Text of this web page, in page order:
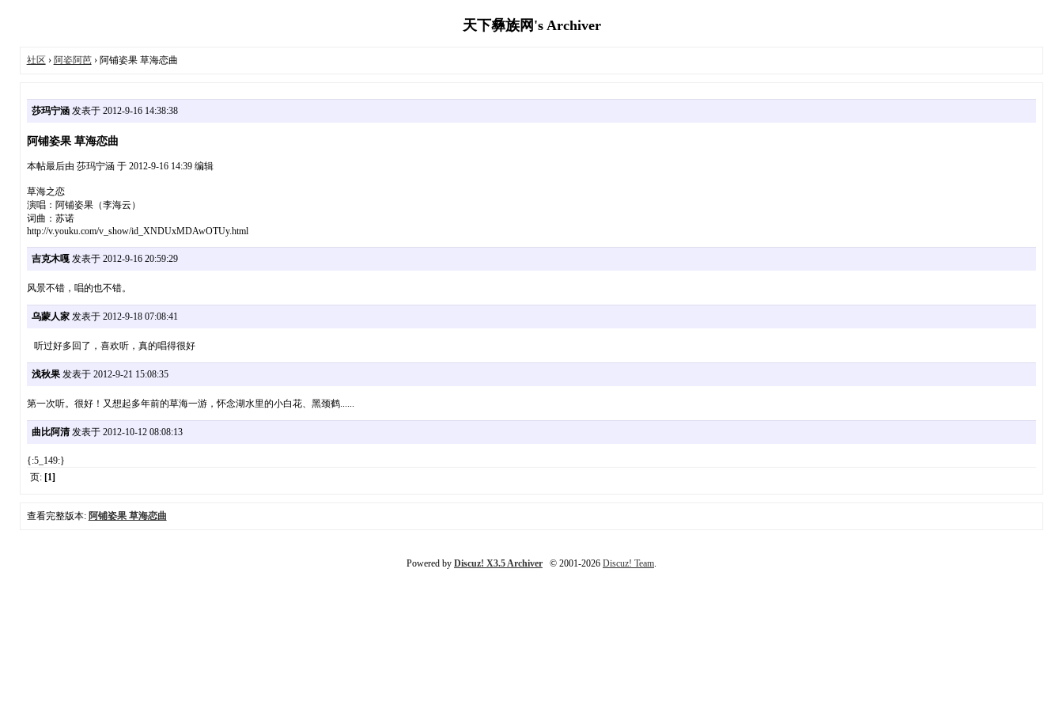
天下彝族网's Archiver
社区 › 阿姿阿芭› 阿铺姿果 草海恋曲
莎玛宁涵发表于 2012-9-16 14:38:38
阿铺姿果 草海恋曲
本帖最后由 莎玛宁涵 于 2012-9-16 14:39 编辑
草海之恋
演唱：阿铺姿果（李海云）
词曲：苏诺
http://v.youku.com/v_show/id_XNDUxMDAwOTUy.html
吉克木嘎发表于 2012-9-16 20:59:29
风景不错，唱的也不错。
乌蒙人家发表于 2012-9-18 07:08:41
听过好多回了，喜欢听，真的唱得很好
浅秋果发表于 2012-9-21 15:08:35
第一次听。很好！又想起多年前的草海一游，怀念湖水里的小白花、黑颈鹤......
曲比阿清发表于 2012-10-12 08:08:13
{:5_149:}
页: [1]
查看完整版本: 阿铺姿果 草海恋曲
Powered by Discuz! X3.5 Archiver © 2001-2026 Discuz! Team.